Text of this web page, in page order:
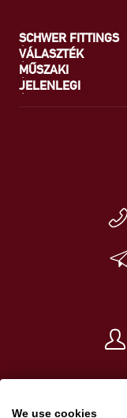
SCHWER FITTINGS
VÁLASZTÉK
MŰSZAKI
JELENLEGI
We use cookies